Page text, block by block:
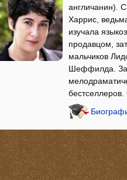
англичанин).
Харрис,
изучала
продавцом,
мальчиков
Шеффилда. За